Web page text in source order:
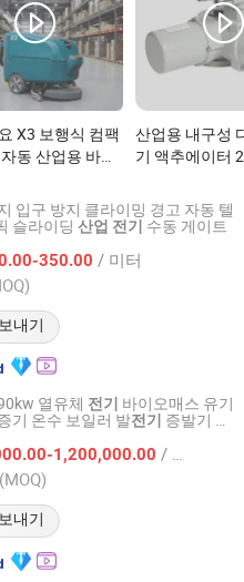
X3 보행식 컴팩
동 산업용 바닥
산업용 내구성
기 액추에이터
입구 방지 클라이밍 경고 자동 텔
슬라이딩 산업 전기
수동 게이트
350.00 / 미터
내기
Co., Ltd.
이후 2021
열유체 전기
바이오매스 유기
기 온수 보일러 발전기
증발기 압
1,200,000.00 / 세트
(MOQ)
내기
Equipment
2025